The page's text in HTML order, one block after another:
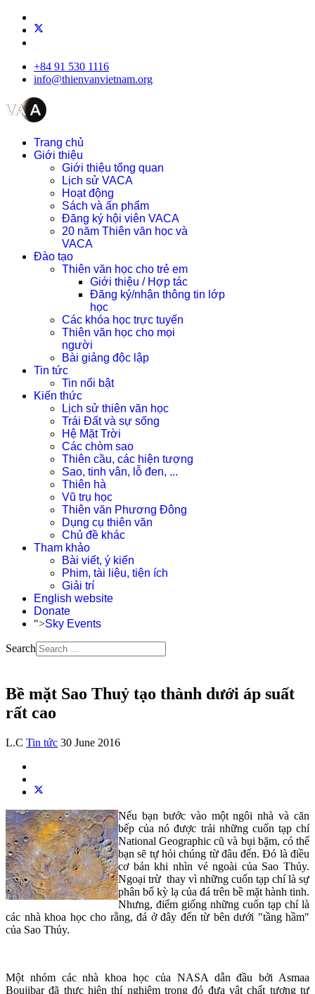
+84 91 530 1116
info@thienvanvietnam.org
Trang chủ
Giới thiệu
Giới thiệu tổng quan
Lịch sử VACA
Hoạt động
Sách và ấn phẩm
Đăng ký hội viên VACA
20 năm Thiên văn học và
VACA
Đào tạo
Thiên văn học cho trẻ em
Giới thiệu / Hợp tác
Đăng ký/nhận thông tin lớp
học
Các khóa học trực tuyến
Thiên văn học cho mọi
người
Bài giảng độc lập
Tin tức
Tin nổi bật
Kiến thức
Lịch sử thiên văn học
Trái Đất và sự sống
Hệ Mặt Trời
Các chòm sao
Thiên cầu, các hiện tượng
Sao, tinh vân, lỗ đen, ...
Thiên hà
Vũ trụ học
Thiên văn Phương Đông
Dụng cụ thiên văn
Chủ đề khác
Tham khảo
Bài viết, ý kiến
Phim, tài liệu, tiện ích
Giải trí
English website
Donate
">Sky Events
Search
Bề mặt Sao Thuỷ tạo thành dưới áp suất
rất cao
L.C Tin tức 30 June 2016
Nếu bạn bước vào một ngôi nhà và căn
bếp của nó được trải những cuốn tạp chí
National Geographic cũ và bụi bặm, có thể
bạn sẽ tự hỏi chúng từ đâu đến. Đó là điều
cơ bản khi nhìn vẻ ngoài của Sao Thủy.
Ngoại trừ thay vì những cuốn tạp chí là sự
phân bố kỳ lạ của đá trên bề mặt hành tinh.
Nhưng, điểm giống những cuốn tạp chí là
các nhà khoa học cho rằng, đá ở đây đến từ bên dưới "tầng hầm"
của Sao Thủy.
Một nhóm các nhà khoa học của NASA dẫn đầu bởi Asmaa
Boujibar đã thực hiện thí nghiệm trong đó đưa vật chất tương tự